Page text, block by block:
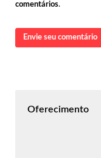
comentários.
Envie seu comentário
Oferecimento